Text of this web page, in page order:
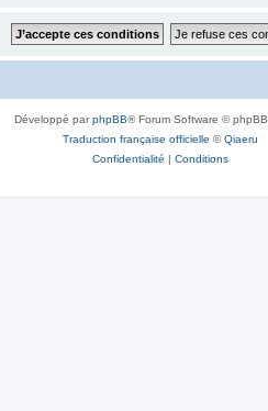
Développé parphpBB® Forum Software ©
Traduction française officielle ©Qiaeru
Confidentialité | Conditions